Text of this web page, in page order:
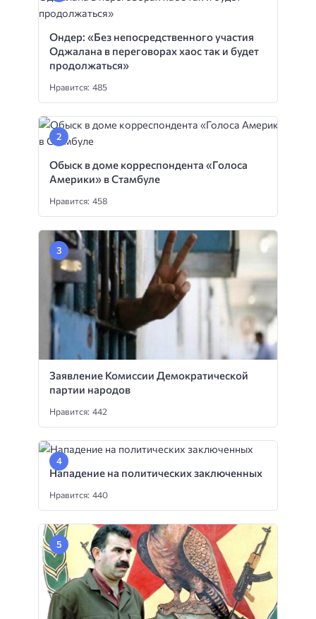
Ондер: «Без непосредственного участия
Оджалана в переговорах хаос так и будет
продолжаться»
Нравится: 485
Обыск в доме корреспондента «Голоса
Америки» в Стамбуле
Нравится: 458
Заявление Комиссии Демократической
партии народов
Нравится: 442
Нападение на политических заключенных
Нравится: 440